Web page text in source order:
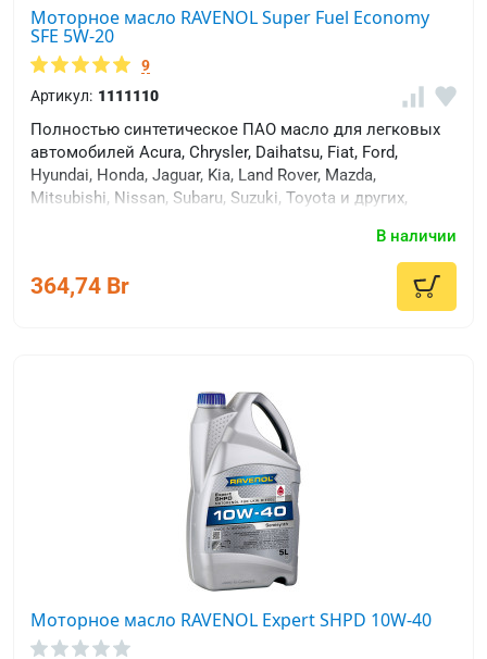
Моторное масло RAVENOL Super Fuel Economy
SFE 5W-20
9
Артикул: 1111110
Полностью синтетическое ПАО масло для легковых
автомобилей Acura, Chrysler, Daihatsu, Fiat, Ford,
Hyundai, Honda, Jaguar, Kia, Land Rover, Mazda,
Mitsubishi, Nissan, Subaru, Suzuki, Toyota и других,
уровня качества ACEA A5/B5 и ILSAC GF-6A, API SP.
В наличии
364,74 Br
Моторное масло RAVENOL Expert SHPD 10W-40